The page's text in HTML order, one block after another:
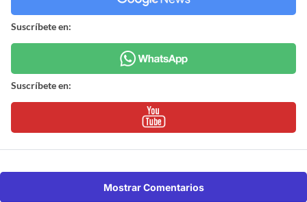
Suscríbete en:
Suscríbete en:
Mostrar Comentarios